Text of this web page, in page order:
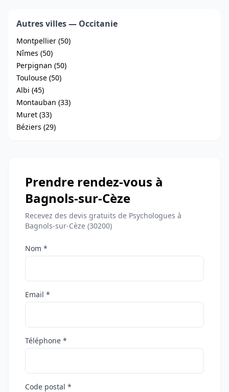
Autres villes — Occitanie
Montpellier (50)
Nîmes (50)
Perpignan (50)
Toulouse (50)
Albi (45)
Montauban (33)
Muret (33)
Béziers (29)
Prendre rendez-vous à
Bagnols-sur-Cèze
Recevez des devis gratuits de Psychologues à
Bagnols-sur-Cèze (30200)
Nom *
Email *
Téléphone *
Code postal *